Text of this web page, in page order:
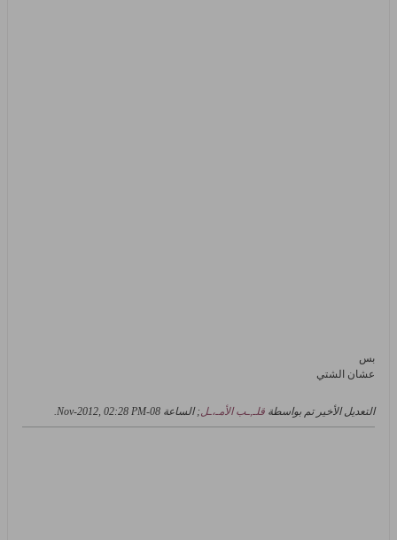
بس
عشان الشتي
التعديل الأخير تم بواسطة قلـ,ـب الأمـ،ـل; الساعة 08-Nov-2012, 02:28 PM
.